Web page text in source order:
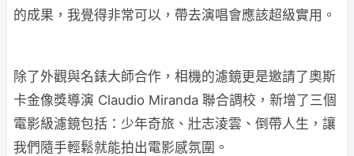
的成果，我覺得非常可以，帶去演唱會應該超級實用。
除了外觀與名錶大師合作，相機的濾鏡更是邀請了奧斯
卡金像獎導演 Claudio Miranda 聯合調校，新增了三個
電影級濾鏡包括：少年奇旅、壯志淩雲、倒帶人生，讓
我們隨手輕鬆就能拍出電影感氛圍。